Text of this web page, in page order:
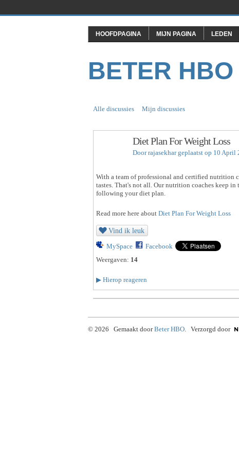
HOOFDPAGINA MIJN PAGINA LEDEN
BETER HBO
Alle discussies Mijn discussies
Diet Plan For Weight Loss
Doorrajasekhargeplaatst op 10 April
With a team of professional and certified nutrition
tastes. That's not all. Our nutrition coaches keep
following your diet plan.
Read more here about Diet Plan For Weight Loss
Vind ik leuk
MySpace
Facebook
Weergaven: 14
▶ Hierop reageren
© 2026 Gemaakt doorBeter HBO. Verzorgd door